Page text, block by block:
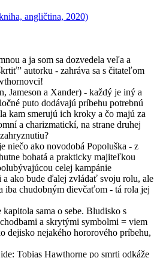
angličtina, 2020)
a ja som sa dozvedela veľa a
autorku - zahráva sa s čitateľom
Jameson a Xander) - každý je iný a
puto dodávajú príbehu potrebnú
kam smerujú ich kroky a čo majú za
a charizmatickí, na strane druhej
niečo ako novodobá Popoluška - z
bohatá a prakticky majiteľkou
celej kampánie
ako bude ďalej zvládať svoju rolu, ale
iba chudobným dievčaťom - tá rola jej
sama o sebe. Bludisko s
a skrytými symbolmi = viem
dejisko nejakého hororového príbehu,
Tobias Hawthorne po smrti odkáže